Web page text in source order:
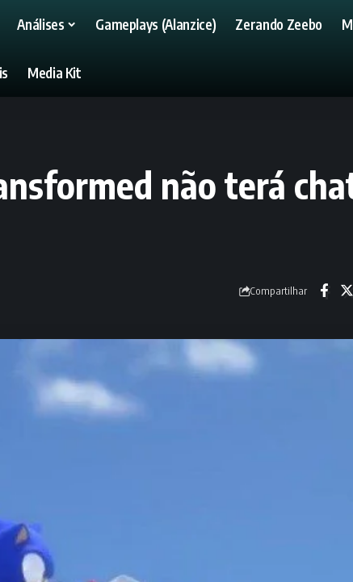
Análises Gameplays (Alanzice) Zerando Zeebo
Media Kit
não terá
Compartilhar